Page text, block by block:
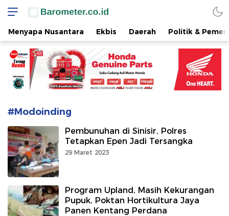
www.barometer.co.id
Berita Terkini di Sulawesi Utara
Menyapa Nusantara Ekbis Daerah Politik &
#Modoinding
Pembunuhan di Sinisir, Polres
Tetapkan Epen Jadi Tersangka
29 Maret 2023
Program Upland, Masih Kekurangan
Pupuk, Poktan Hortikultura Jaya
Panen Kentang Perdana